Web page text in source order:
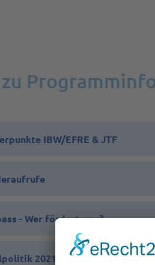
IBW/EFRE & JTF
- Wer fördert was?
2021-2027 in Österreich